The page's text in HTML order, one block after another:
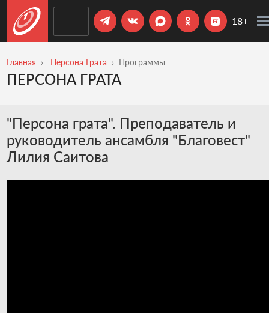
18+
Главная Персона Грата Программы
ПЕРСОНА ГРАТА
"Персона грата". Преподаватель и
руководитель ансамбля "Благовест"
Лилия Саитова